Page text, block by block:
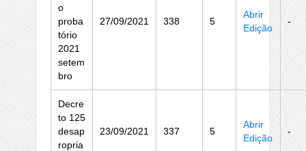
o
proba
tório
2021
setem
bro
27/09/2021 338 5
Abrir
Edição
-
Decre
to 125
desap
ropria
23/09/2021 337 5
Abrir
Edição
-